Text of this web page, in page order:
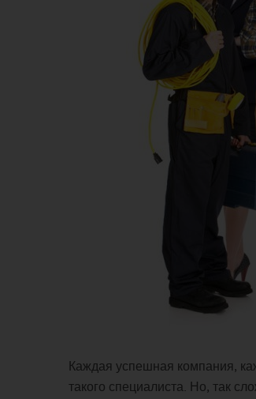
Каждая успешная компания,
такого специалиста. Но, так